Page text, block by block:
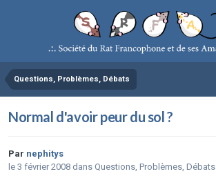
Questions, Problèmes, Débats
Normal d'avoir peur du sol ?
Par nephitys
le 3 février 2008 dans Questions, Problèmes, Débats